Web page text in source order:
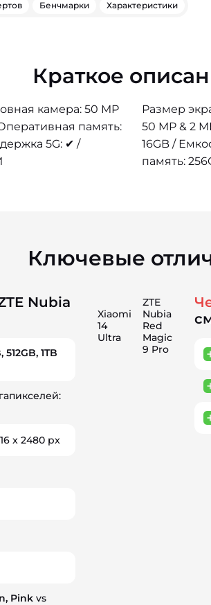
Бенчмарки Характеристики
Краткое
камера: 50 MP
память:
5G: ✔ /
Размер
50 MP & 2
16GB /
память:
Ключевые
Nubia
512GB, 1TB
x 2480 px
Pink vs
Xiaomi
14
Ultra
ZTE
Nubia
Red
Magic
9 Pro